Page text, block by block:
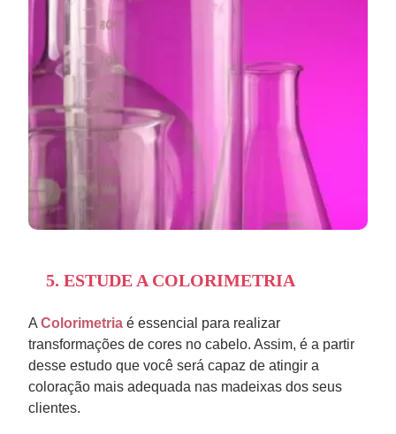
5. ESTUDE A COLORIMETRIA
A Colorimetria é essencial para realizar
transformações de cores no cabelo. Assim, é a partir
desse estudo que você será capaz de atingir a
coloração mais adequada nas madeixas dos seus
clientes.